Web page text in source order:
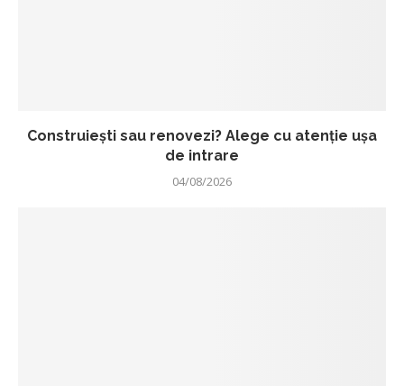
Construiești sau renovezi? Alege cu atenție ușa
de intrare
04/08/2026